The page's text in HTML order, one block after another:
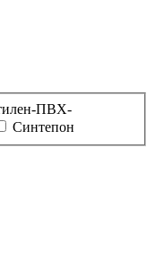
ПВХ-
Синтепон